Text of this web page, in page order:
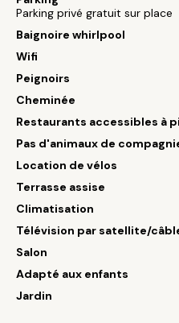
Parking privé gratuit sur place
Baignoire whirlpool
Wifi
Peignoirs
Cheminée
Restaurants accessibles à
Pas d'animaux de
Location de vélos
Terrasse assise
Climatisation
Télévision par satellite/
Salon
Adapté aux enfants
Jardin